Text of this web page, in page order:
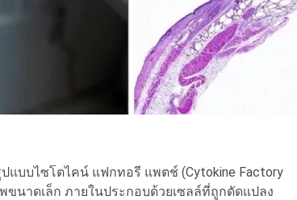
แบบไซโตไคน์ แฟกทอรี แพตช์ (Cytokine Factory
นาดเล็ก ภายในประกอบด้วยเซลล์ที่ถูกดัดแปลง